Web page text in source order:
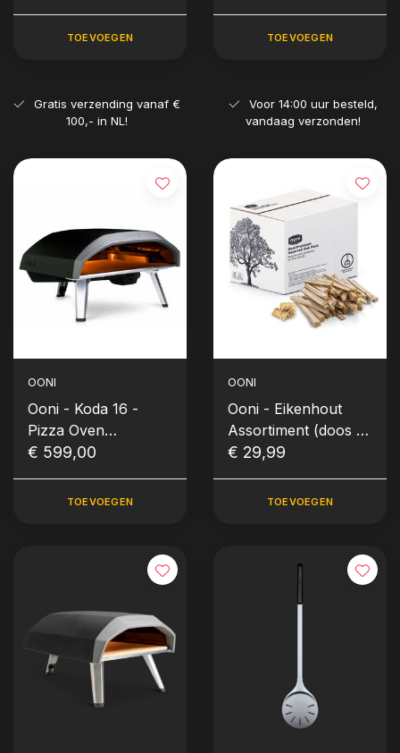
TOEVOEGEN TOEVOEGEN
Gratis verzending vanaf €
100,- in NL!
Voor 14:00 uur besteld,
vandaag verzonden!
OONI
Ooni - Koda 16 -
Pizza Oven
(30mBar)
€ 599,00
TOEVOEGEN
OONI
Ooni - Eikenhout
Assortiment (doos 11
kilo eik)
€ 29,99
TOEVOEGEN